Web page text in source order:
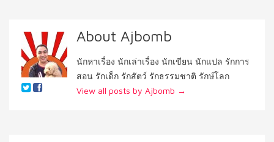
About Ajbomb
นักหาเรื่อง นักเล่าเรื่อง นักเขียน นักแปล รักการ
สอน รักเด็ก รักสัตว์ รักธรรมชาติ รักษ์โลก
View all posts by Ajbomb →